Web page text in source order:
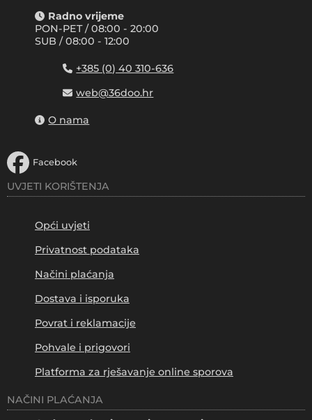
Radno vrijeme
PON-PET / 08:00 - 20:00
SUB / 08:00 - 12:00
+385 (0) 40 310-636
web@36doo.hr
O nama
Facebook
UVJETI KORIŠTENJA
Opći uvjeti
Privatnost podataka
Načini plaćanja
Dostava i isporuka
Povrat i reklamacije
Pohvale i prigovori
Platforma za rješavanje online sporova
NAČINI PLAĆANJA